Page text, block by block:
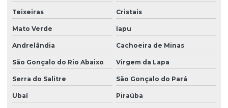
Teixeiras Cristais
Mato Verde Iapu
Andrelândia Cachoeira de Minas
São Gonçalo do Rio Abaixo Virgem da Lapa
Serra do Salitre São Gonçalo do Pará
Ubaí Piraúba